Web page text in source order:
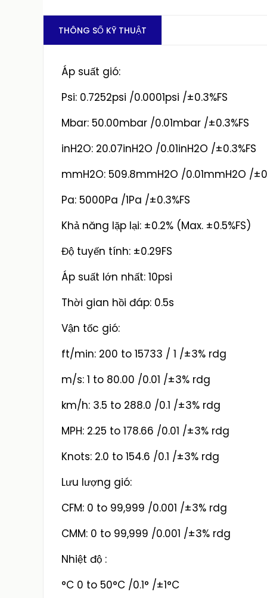
THÔNG SỐ KỸ THUẬT
Áp suất gió:
Psi: 0.7252psi /0.0001psi /±0.3%FS
Mbar: 50.00mbar /0.01mbar /±0.3%FS
inH2O: 20.07inH2O /0.01inH2O /±0.3%FS
mmH2O: 509.8mmH2O /0.01mmH2O /
Pa: 5000Pa /1Pa /±0.3%FS
Khả năng lặp lại: ±0.2% (Max. ±0.5%FS)
Độ tuyến tính: ±0.29FS
Áp suất lớn nhất: 10psi
Thời gian hồi đáp: 0.5s
Vận tốc gió:
ft/min: 200 to 15733 / 1 /±3% rdg
m/s: 1 to 80.00 /0.01 /±3% rdg
km/h: 3.5 to 288.0 /0.1 /±3% rdg
MPH: 2.25 to 178.66 /0.01 /±3% rdg
Knots: 2.0 to 154.6 /0.1 /±3% rdg
Lưu lượng gió:
CFM: 0 to 99,999 /0.001 /±3% rdg
CMM: 0 to 99,999 /0.001 /±3% rdg
Nhiệt độ :
°C 0 to 50°C /0.1° /±1°C